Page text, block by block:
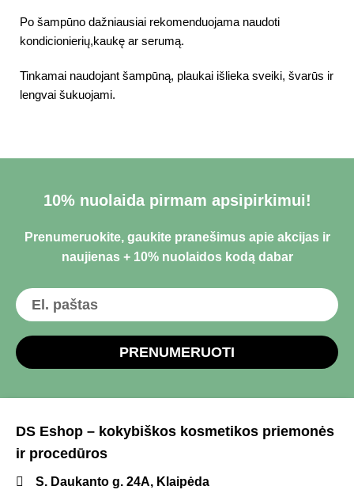
Po šampūno dažniausiai rekomenduojama naudoti
kondicionierių,kaukę ar serumą.
Tinkamai naudojant šampūną, plaukai išlieka sveiki, švarūs ir
lengvai šukuojami.
10% nuolaida pirmam apsipirkimui!
Prenumeruokite, gaukite pranešimus apie akcijas ir
naujienas + 10% nuolaidos kodą dabar
PRENUMERUOTI
DS Eshop – kokybiškos kosmetikos priemonės
ir procedūros
S. Daukanto g. 24A, Klaipėda